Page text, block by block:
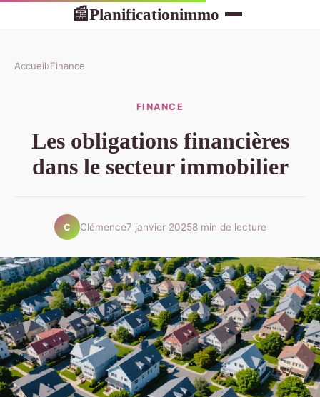
📰Planificationimmo
Accueil›Finance
FINANCE
Les obligations financières
dans le secteur immobilier
C Clémence7 janvier 20258 min de lecture